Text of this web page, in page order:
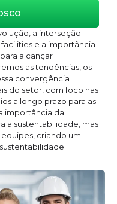
a interseção
e a importância
alcançar
as tendências, os
convergência
do setor, com foco nas
a longo prazo para as
importância da
a sustentabilidade, mas
criando um